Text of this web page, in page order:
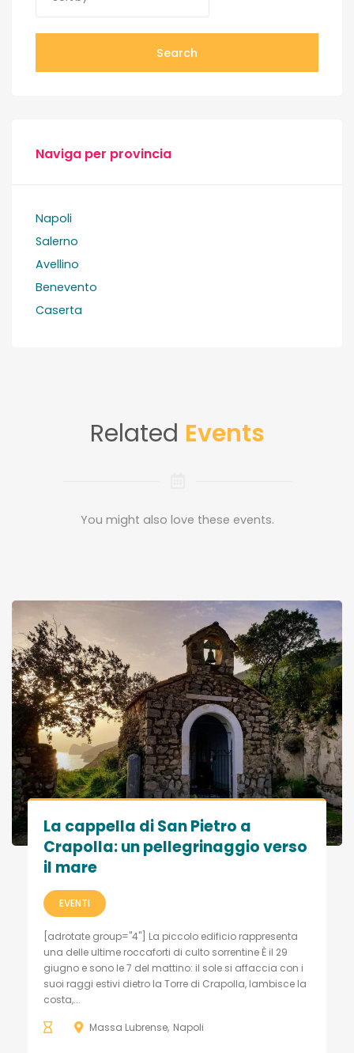
Search
Naviga per provincia
Napoli
Salerno
Avellino
Benevento
Caserta
Related Events
You might also love these events.
La cappella di San Pietro a
Crapolla: un pellegrinaggio verso
il mare
EVENTI
[adrotate group="4"] La piccolo edificio rappresenta
una delle ultime roccaforti di culto sorrentine È il 29
giugno e sono le 7 del mattino: il sole si affaccia con i
suoi raggi estivi dietro la Torre di Crapolla, lambisce la
costa,...
Massa Lubrense Napoli